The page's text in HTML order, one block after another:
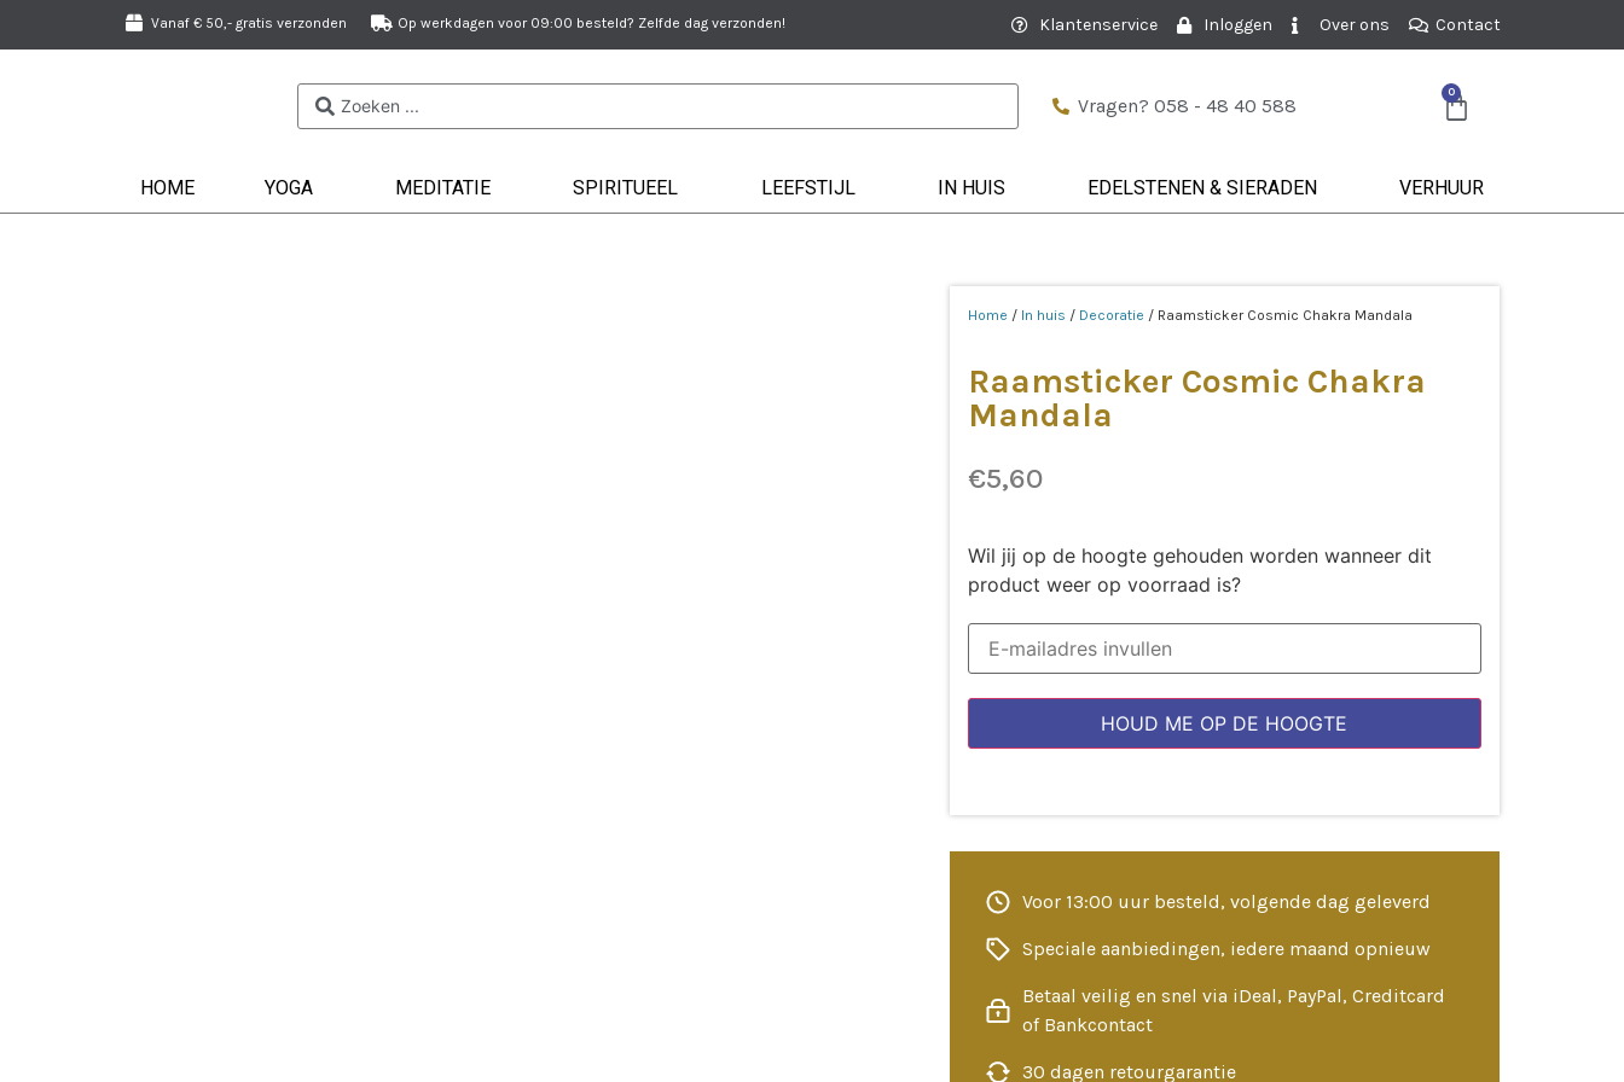
Vanaf € 50,- gratis verzonden Op werkdagen voor 09:00 besteld? Zelfde dag verzonden! Klantenservice Inloggen Over ons Contact
Vragen? 058 - 48 40 588
0
HOME YOGA MEDITATIE SPIRITUEEL LEEFSTIJL IN HUIS EDELSTENEN & SIERADEN VERHUUR
Home / In huis / Decoratie / Raamsticker Cosmic Chakra Mandala
Raamsticker Cosmic Chakra
Mandala
€5,60
Wil jij op de hoogte gehouden worden wanneer dit
product weer op voorraad is?
HOUD ME OP DE HOOGTE
Voor 13:00 uur besteld, volgende dag geleverd
Speciale aanbiedingen, iedere maand opnieuw
Betaal veilig en snel via iDeal, PayPal, Creditcard
of Bankcontact
30 dagen retourgarantie